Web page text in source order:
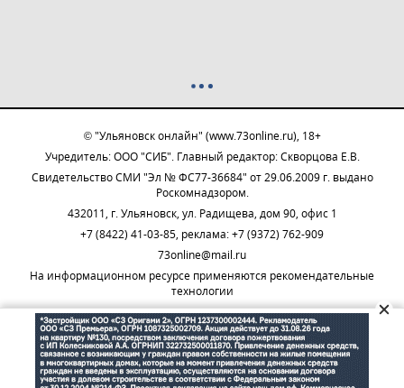
© "Ульяновск онлайн" (www.73online.ru), 18+
Учредитель: ООО "СИБ". Главный редактор: Скворцова Е.В.
Свидетельство СМИ "Эл № ФС77-36684" от 29.06.2009 г. выдано
Роскомнадзором.
432011, г. Ульяновск, ул. Радищева, дом 90, офис 1
+7 (8422) 41-03-85, реклама: +7 (9372) 762-909
73online@mail.ru
На информационном ресурсе применяются рекомендательные
технологии